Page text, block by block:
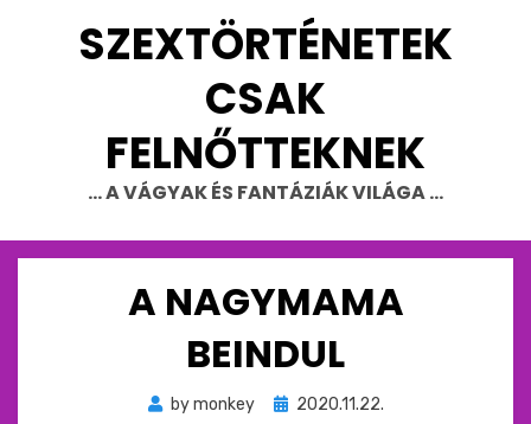
SZEXTÖRTÉNETEK
CSAK
FELNŐTTEKNEK
… A VÁGYAK ÉS FANTÁZIÁK VILÁGA …
A NAGYMAMA
BEINDUL
bymonkey
Beküldve
2020.11.22.